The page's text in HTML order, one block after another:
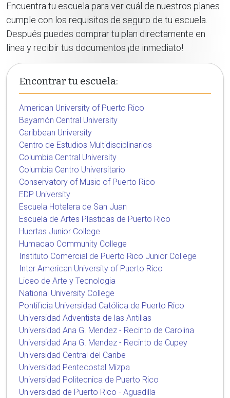
Encuentra tu escuela para ver cuál de nuestros planes
cumple con los requisitos de seguro de tu escuela.
Después puedes comprar tu plan directamente en
línea y recibir tus documentos ¡de inmediato!
Encontrar tu escuela:
American University of Puerto Rico
Bayamón Central University
Caribbean University
Centro de Estudios Multidisciplinarios
Columbia Central University
Columbia Centro Universitario
Conservatory of Music of Puerto Rico
EDP University
Escuela Hotelera de San Juan
Escuela de Artes Plasticas de Puerto Rico
Huertas Junior College
Humacao Community College
Instituto Comercial de Puerto Rico Junior College
Inter American University of Puerto Rico
Liceo de Arte y Tecnologia
National University College
Pontificia Universidad Católica de Puerto Rico
Universidad Adventista de las Antillas
Universidad Ana G. Mendez - Recinto de Carolina
Universidad Ana G. Mendez - Recinto de Cupey
Universidad Central del Caribe
Universidad Pentecostal Mizpa
Universidad Politecnica de Puerto Rico
Universidad de Puerto Rico - Aguadilla